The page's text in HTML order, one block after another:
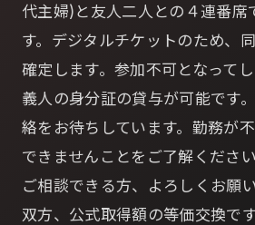
代主婦)と友人二人との４連番席
す。デジタルチケットのため、
確定します。参加不可となって
義人の身分証の貸与が可能です
絡をお待ちしています。勤務が
できませんことをご了解くださ
ご相談できる方、よろしくお願い
双方、公式取得額の等価交換で